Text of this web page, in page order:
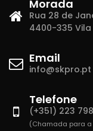
Morada
Rua 28 de
4400-335
Email
info@skpro.pt
Telefone
(+351) 223
(Chamada para